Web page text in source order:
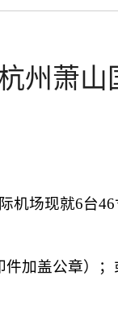
州萧山
机场现就6台46
加盖公章）